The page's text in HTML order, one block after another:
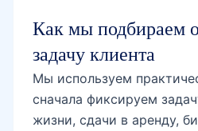
Как мы подбираем
задачу клиента
Мы используем
сначала фиксируем
жизни, сдачи в аренду,